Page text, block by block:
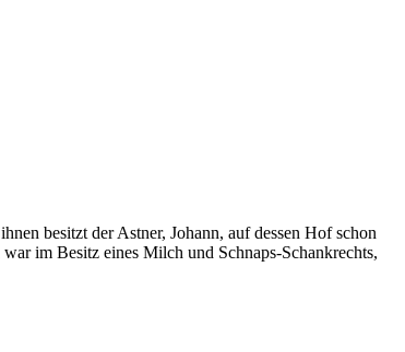
besitzt der Astner, Johann, auf dessen Hof schon
im Besitz eines Milch und Schnaps-Schankrechts,